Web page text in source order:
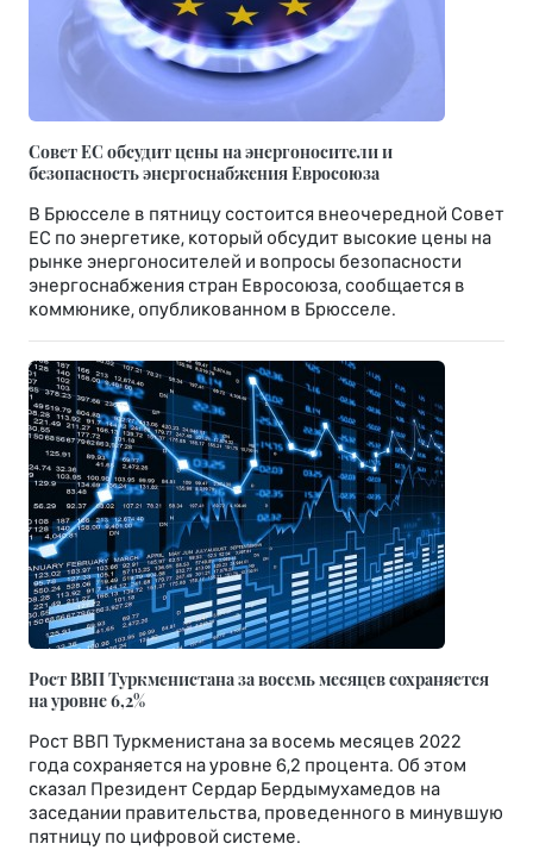
Совет ЕС обсудит цены на энергоносители и
безопасность энергоснабжения Евросоюза
В Брюсселе в пятницу состоится внеочередной Совет
ЕС по энергетике, который обсудит высокие цены на
рынке энергоносителей и вопросы безопасности
энергоснабжения стран Евросоюза, сообщается в
коммюнике, опубликованном в Брюсселе.
Рост ВВП Туркменистана за восемь месяцев сохраняется
на уровне 6,2%
Рост ВВП Туркменистана за восемь месяцев 2022
года сохраняется на уровне 6,2 процента. Об этом
сказал Президент Сердар Бердымухамедов на
заседании правительства, проведенного в минувшую
пятницу по цифровой системе.